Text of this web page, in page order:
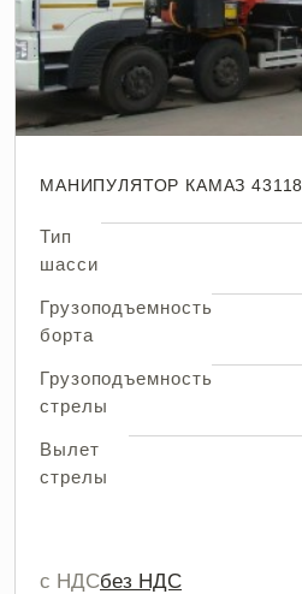
МАНИПУЛЯТОР КАМАЗ 43118
Тип
шасси
Грузоподъемность
борта
Грузоподъемность
стрелы
Вылет
стрелы
с НДСбез НДС